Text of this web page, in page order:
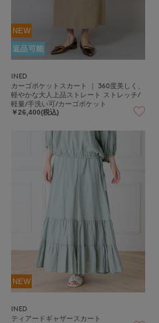
NEW
返品可能
INED
カーゴポケットスカート ｜ 360度美しく、
軽やかな大人上品ストレート ストレッチ/
軽量/手洗い可/カーゴポケット
￥26,400(税込)
NEW
INED
ティアードギャザースカート